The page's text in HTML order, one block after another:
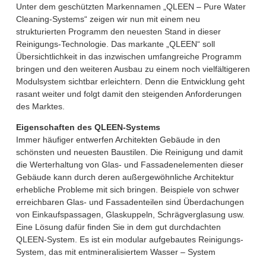
Unter dem geschützten Markennamen „QLEEN – Pure Water
Cleaning-Systems“ zeigen wir nun mit einem neu
strukturierten Programm den neuesten Stand in dieser
Reinigungs-Technologie. Das markante „QLEEN“ soll
Übersichtlichkeit in das inzwischen umfangreiche Programm
bringen und den weiteren Ausbau zu einem noch vielfältigeren
Modulsystem sichtbar erleichtern. Denn die Entwicklung geht
rasant weiter und folgt damit den steigenden Anforderungen
des Marktes.
Eigenschaften des QLEEN-Systems
Immer häufiger entwerfen Architekten Gebäude in den
schönsten und neuesten Baustilen. Die Reinigung und damit
die Werterhaltung von Glas- und Fassadenelementen dieser
Gebäude kann durch deren außergewöhnliche Architektur
erhebliche Probleme mit sich bringen. Beispiele von schwer
erreichbaren Glas- und Fassadenteilen sind Überdachungen
von Einkaufspassagen, Glaskuppeln, Schrägverglasung usw.
Eine Lösung dafür finden Sie in dem gut durchdachten
QLEEN-System. Es ist ein modular aufgebautes Reinigungs-
System, das mit entmineralisiertem Wasser – System